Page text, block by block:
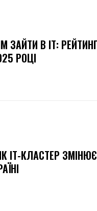
ЗАЙТИ В ІТ:
РОЦІ
ІТ-КЛАСТЕР